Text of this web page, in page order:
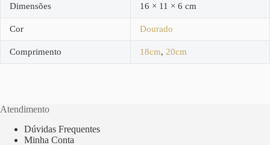
Dimensões 16 × 11 × 6 cm
Cor Dourado
Comprimento 18cm, 20cm
Atendimento
Dúvidas Frequentes
Minha Conta